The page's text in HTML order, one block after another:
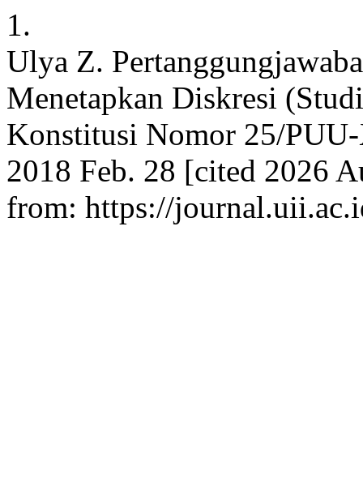
1.
Ulya Z.
Menetapkan Diskresi
Konstitusi Nomor 25/
2018 Feb. 28 [cited 2026
from: https://